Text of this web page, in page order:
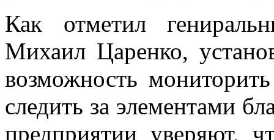
Как отметил
Михаил Царенко, у
возможность
следить за элементами
предприятии уверяют,